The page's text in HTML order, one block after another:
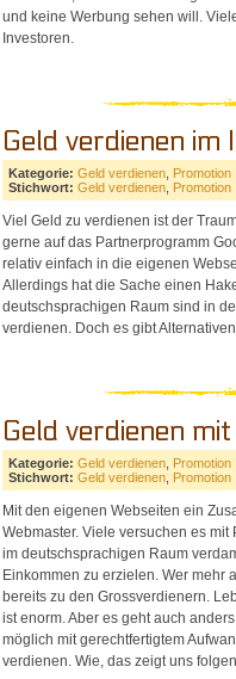
und keine Werbung sehen will.
Investoren.
Geld verdienen im
Kategorie: Geld verdienen Promotion
Stichwort: Geld verdienen Promotion
Viel Geld zu verdienen ist der
gerne auf das Partnerprogramm
relativ einfach in die eigenen
Allerdings hat die Sache einen
deutschsprachigen Raum sind in
verdienen. Doch es gibt
Geld verdienen
Kategorie: Geld verdienen Promotion
Stichwort: Geld verdienen Promotion
Mit den eigenen Webseiten ein
Webmaster. Viele versuchen es
im deutschsprachigen Raum
Einkommen zu erzielen. Wer mehr
bereits zu den Grossverdienern.
ist enorm. Aber es geht auch
möglich mit gerechtfertigtem
verdienen. Wie, das zeigt uns